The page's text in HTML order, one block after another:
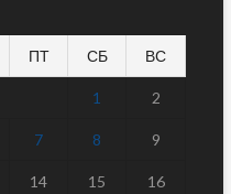
ПТ СБ ВС
1 2
7 8 9
14 15 16